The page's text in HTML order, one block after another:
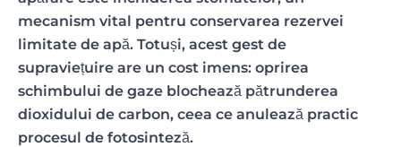
mecanism vital pentru conservarea rezervei
limitate de apă. Totuși, acest gest de
supraviețuire are un cost imens: oprirea
schimbului de gaze blochează pătrunderea
dioxidului de carbon, ceea ce anulează practic
procesul de fotosinteză.